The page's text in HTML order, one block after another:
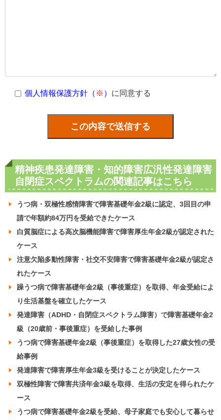
個人情報保護方針（ ※ ） に同意する
精神疾患発達障害・知的障害広汎性発達障害
自閉症スペクトラムの関連記事はこちら
うつ病・双極性感情障害で障害基礎年金2級に認定、3回目の申
請で年額約84万円を受給できたケース
白質脳症による高次脳機能障害で障害厚生年金2級が認定された
ケース
注意欠陥多動性障害・社交不安障害で障害基礎年金2級が認定さ
れたケース
躁うつ病で障害基礎年金2級（事後重症）を取得、年金受給によ
り生活基盤を確立したケース
発達障害（ADHD・自閉症スペクトラム障害）で障害基礎年金2
級（20歳前・事後重症）を受給した事例
うつ病で障害基礎年金2級（事後重症）を取得した27歳女性の受
給事例
発達障害で障害厚生年金3級を受けることが決定したケース
双極性障害で障害共済年金3級を取得、生活の安定を得られたケ
ース
うつ病で障害基礎年金2級を受給、母子家庭でも安心して暮らせ